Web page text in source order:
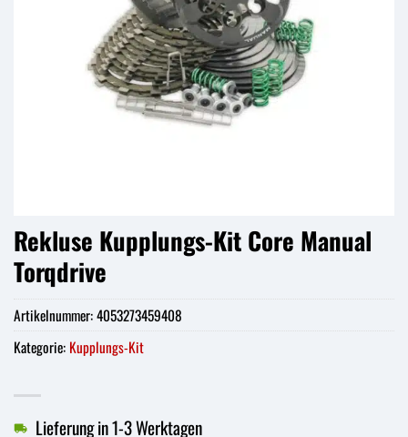
Rekluse Kupplungs-Kit Core Manual
Torqdrive
Lieferung in 1-3 Werktagen
Artikelnummer:4053273459408
Kategorie: Kupplungs-Kit